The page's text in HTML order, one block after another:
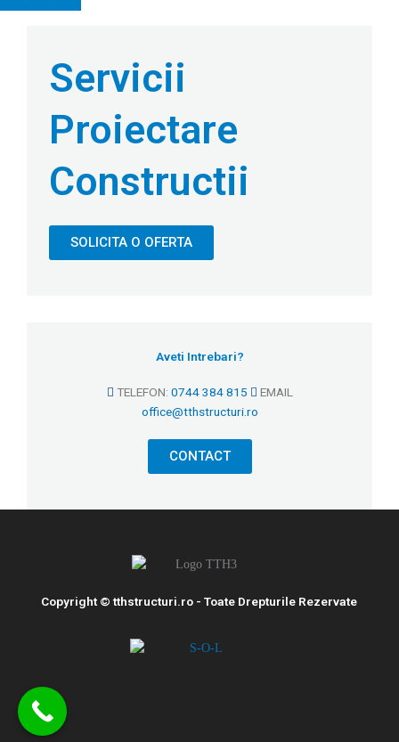
Servicii
Proiectare
Constructii
SOLICITA O OFERTA
Aveti Intrebari?
TELEFON: 0744 384 815
EMAIL
office@tthstructuri.ro
CONTACT
Copyright © tthstructuri.ro - Toate Drepturile Rezervate